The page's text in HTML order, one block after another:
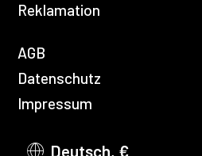
Reklamation
AGB
Datenschutz
Impressum
Deutsch, €